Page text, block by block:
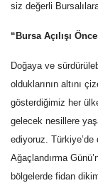
siz değerli
“Bursa Açılışı
Doğaya ve
olduklarının altını
gösterdiğimiz her
gelecek nesillere
ediyoruz. Türkiye’de
Ağaçlandırma
bölgelerde fidan